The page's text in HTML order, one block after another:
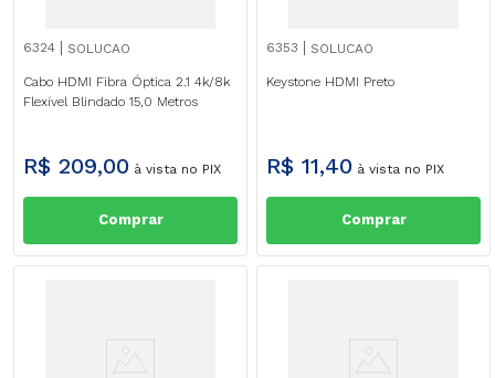
6324 SOLUCAO
Cabo HDMI Fibra Óptica 2.1 4k/8k
Flexível Blindado 15,0 Metros
R$ 209,00 à vista no PIX
Comprar
6353 SOLUCAO
Keystone HDMI Preto
R$ 11,40 à vista no PIX
Comprar